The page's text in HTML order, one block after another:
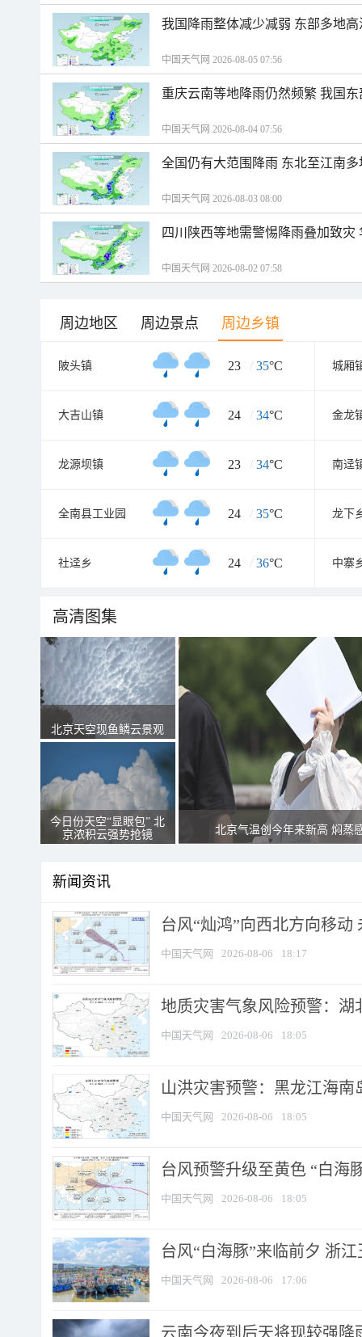
我国降雨整体减少减弱 东部多地
中国天气网 2026-08-05 07:56
重庆云南等地降雨仍然频繁 我国
中国天气网 2026-08-04 07:56
全国仍有大范围降雨 东北至江南
中国天气网 2026-08-03 08:00
四川陕西等地需警惕降雨叠加致
中国天气网 2026-08-02 07:58
周边地区 周边景点 周边乡镇
陂头镇 23 / 35°C 城厢
大吉山镇 24 / 34°C 金龙
龙源坝镇 23 / 34°C 南迳
全南县工业园 24 / 35°C 龙下
社迳乡 24 / 36°C 中寨
高清图集
北京天空现鱼鳞云景观
今日份天空“显眼包” 北
京浓积云强势抢镜
北京气温创今年来新高 焖蒸
新闻资讯
台风“灿鸿”向西北方向移动
中国天气网 2026-08-06 18:17
地质灾害气象风险预警：湖
中国天气网 2026-08-06 18:05
山洪灾害预警：黑龙江海
中国天气网 2026-08-06 18:05
台风预警升级至黄色 “白海
中国天气网 2026-08-06 18:05
台风“白海豚”来临前夕 浙
中国天气网 2026-08-06 17:06
云南今夜到后天将现较强降